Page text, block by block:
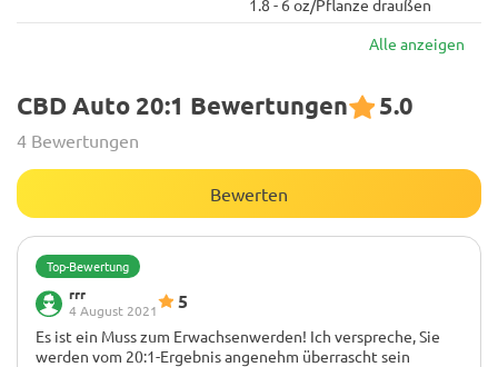
1.8 - 6 oz/Pflanze draußen
Alle anzeigen
CBD Auto 20:1 Bewertungen 5.0
4 Bewertungen
Bewerten
Top-Bewertung
rrr
4 August 2021
5
Es ist ein Muss zum Erwachsenwerden! Ich verspreche, Sie
werden vom 20:1-Ergebnis angenehm überrascht sein